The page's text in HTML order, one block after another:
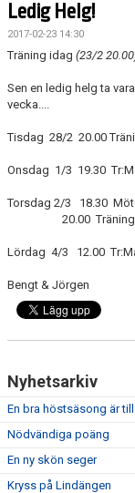
TRUPPEN
DIV 6 SYDVÄSTRA
Ledig Helg!
2017-02-23 14:30
Träning idag (23/2
Sen en ledig helg ta
vecka....
Tisdag 28/2 20.00
Onsdag 1/3 19.30
Torsdag 2/3 18.30
20.00 Träning
Lördag 4/3 12.00
Bengt & Jörgen
Nyhetsarkiv
En bra höstsäsong är
Nödvändiga poäng
En ny skön seger
Kryss på Lindängen